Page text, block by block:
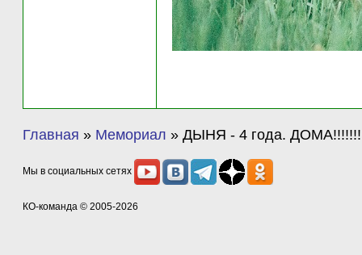
Главная » Мемориал » ДЫНЯ - 4 года.
Мы в социальных сетях
КО-команда © 2005-2026